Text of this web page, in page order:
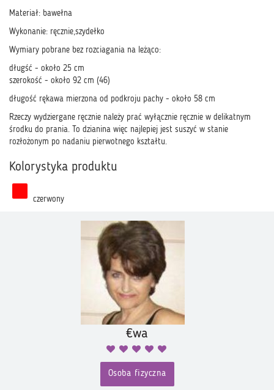
Materiał: bawełna
Wykonanie: ręcznie,szydełko
Wymiary pobrane bez rozciagania na leżąco:
długść - około 25 cm
szerokość - około 92 cm (46)
długość rękawa mierzona od podkroju pachy - około 58 cm
Rzeczy wydziergane ręcznie należy prać wyłącznie ręcznie w delikatnym
środku do prania. To dzianina więc najlepiej jest suszyć w stanie
rozłożonym po nadaniu pierwotnego kształtu.
Kolorystyka produktu
czerwony
€wa
Osoba fizyczna